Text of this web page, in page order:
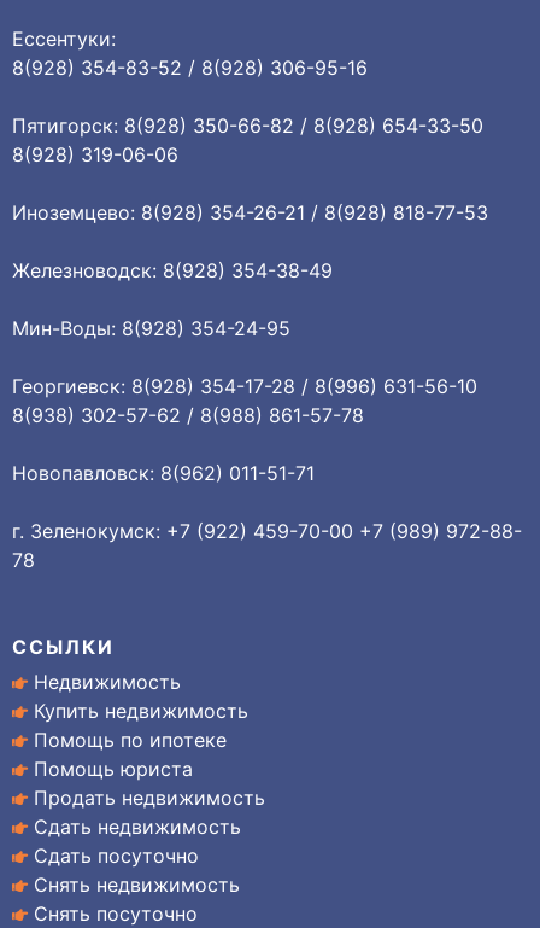
Ессентуки:
8(928) 354-83-52 / 8(928) 306-95-16
Пятигорск: 8(928) 350-66-82 / 8(928) 654-33-50
8(928) 319-06-06
Иноземцево: 8(928) 354-26-21 / 8(928) 818-77-53
Железноводск: 8(928) 354-38-49
Мин-Воды: 8(928) 354-24-95
Георгиевск: 8(928) 354-17-28 / 8(996) 631-56-10
8(938) 302-57-62 / 8(988) 861-57-78
Новопавловск: 8(962) 011-51-71
г. Зеленокумск: +7 (922) 459-70-00 +7 (989) 972-88-
78
ССЫЛКИ
Недвижимость
Купить недвижимость
Помощь по ипотеке
Помощь юриста
Продать недвижимость
Сдать недвижимость
Сдать посуточно
Снять недвижимость
Снять посуточно